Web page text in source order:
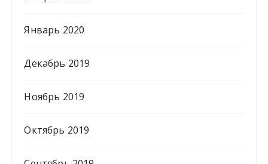
Январь 2020
Декабрь 2019
Ноябрь 2019
Октябрь 2019